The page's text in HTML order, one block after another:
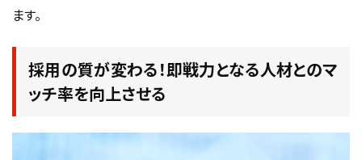
ます。
採用の質が変わる！即戦力となる人材とのマ
ッチ率を向上させる